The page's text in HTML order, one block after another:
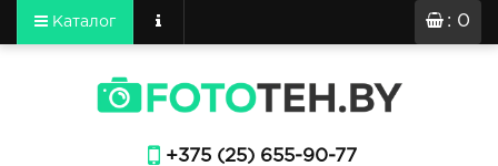
: 0
Каталог
+375 (25) 655-90-77